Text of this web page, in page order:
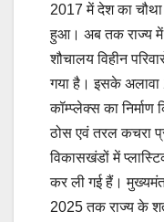
2017 में देश का चौथा
हुआ। अब तक राज्य
शौचालय विहीन
गया है। इसके
कॉम्प्लेक्स का
ठोस एवं तरल कचरा
विकासखंडों में
कर ली गई हैं।
2025 तक राज्य के